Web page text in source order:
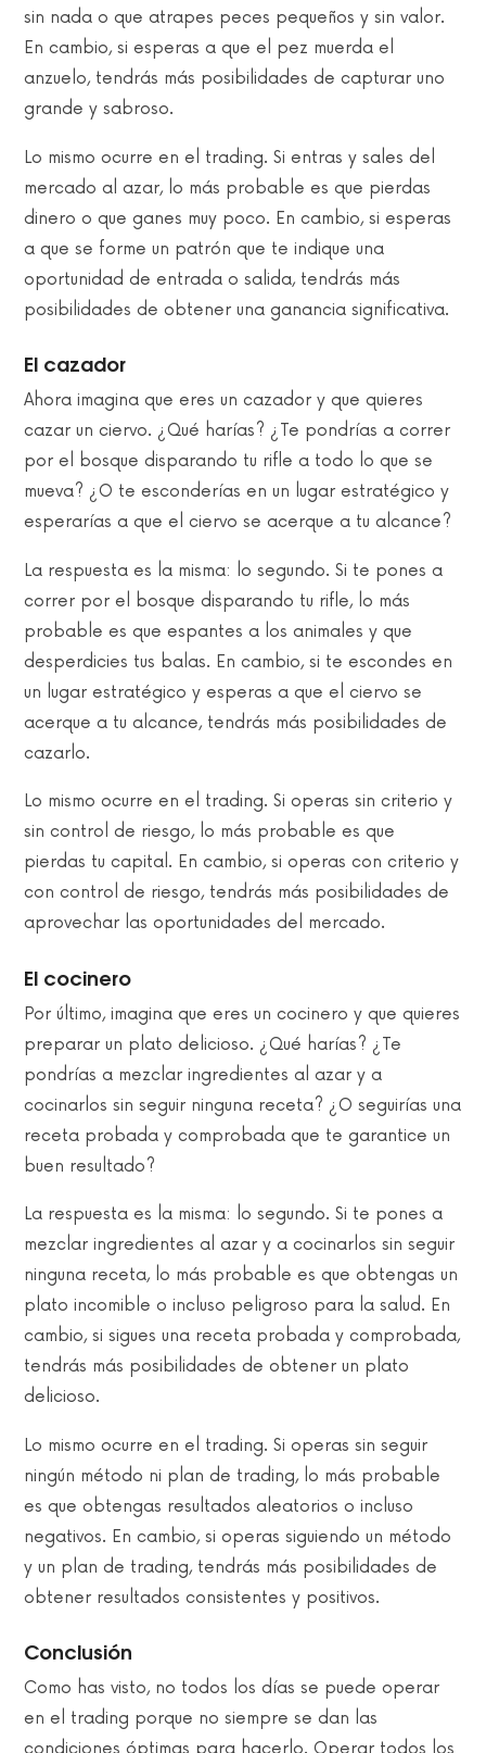
sin nada o que atrapes peces pequeños y sin valor.
En cambio, si esperas a que el pez muerda el
anzuelo, tendrás más posibilidades de capturar uno
grande y sabroso.
Lo mismo ocurre en el trading. Si entras y sales del
mercado al azar, lo más probable es que pierdas
dinero o que ganes muy poco. En cambio, si esperas
a que se forme un patrón que te indique una
oportunidad de entrada o salida, tendrás más
posibilidades de obtener una ganancia significativa.
El cazador
Ahora imagina que eres un cazador y que quieres
cazar un ciervo. ¿Qué harías? ¿Te pondrías a correr
por el bosque disparando tu rifle a todo lo que se
mueva? ¿O te esconderías en un lugar estratégico y
esperarías a que el ciervo se acerque a tu alcance?
La respuesta es la misma: lo segundo. Si te pones a
correr por el bosque disparando tu rifle, lo más
probable es que espantes a los animales y que
desperdicies tus balas. En cambio, si te escondes en
un lugar estratégico y esperas a que el ciervo se
acerque a tu alcance, tendrás más posibilidades de
cazarlo.
Lo mismo ocurre en el trading. Si operas sin criterio y
sin control de riesgo, lo más probable es que
pierdas tu capital. En cambio, si operas con criterio y
con control de riesgo, tendrás más posibilidades de
aprovechar las oportunidades del mercado.
El cocinero
Por último, imagina que eres un cocinero y que quieres
preparar un plato delicioso. ¿Qué harías? ¿Te
pondrías a mezclar ingredientes al azar y a
cocinarlos sin seguir ninguna receta? ¿O seguirías una
receta probada y comprobada que te garantice un
buen resultado?
La respuesta es la misma: lo segundo. Si te pones a
mezclar ingredientes al azar y a cocinarlos sin seguir
ninguna receta, lo más probable es que obtengas un
plato incomible o incluso peligroso para la salud. En
cambio, si sigues una receta probada y comprobada,
tendrás más posibilidades de obtener un plato
delicioso.
Lo mismo ocurre en el trading. Si operas sin seguir
ningún método ni plan de trading, lo más probable
es que obtengas resultados aleatorios o incluso
negativos. En cambio, si operas siguiendo un método
y un plan de trading, tendrás más posibilidades de
obtener resultados consistentes y positivos.
Conclusión
Como has visto, no todos los días se puede operar
en el trading porque no siempre se dan las